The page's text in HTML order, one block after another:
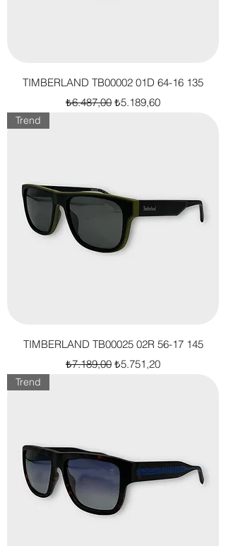
TIMBERLAND TB00002 01D 64-16 135
Normal Fiyat
₺6.487,00 İndirimli Fiyat
₺5.189,60
Trend
TIMBERLAND TB00025 02R 56-17 145
Normal Fiyat
₺7.189,00 İndirimli Fiyat
₺5.751,20
Trend